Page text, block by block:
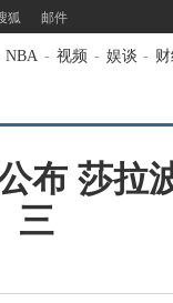
狐 邮件
NBA - 视频 - 娱谈 -
布 莎拉
三